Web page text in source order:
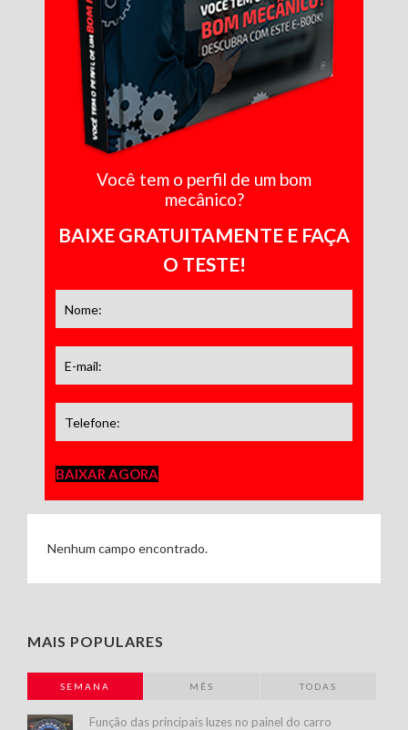
Você tem o perfil de um bom
mecânico?
BAIXE GRATUITAMENTE E FAÇA
O TESTE!
BAIXAR AGORA
Nenhum campo encontrado.
MAIS POPULARES
SEMANA MÊS TODAS
Função das principais luzes no painel do carro